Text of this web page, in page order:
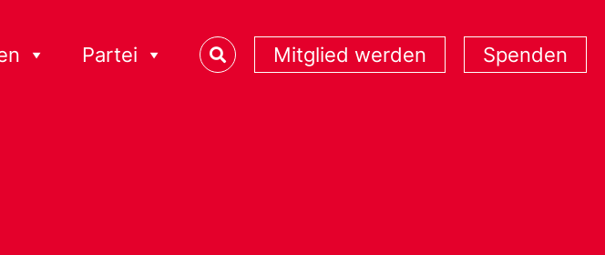
Partei Mitglied werden Spenden